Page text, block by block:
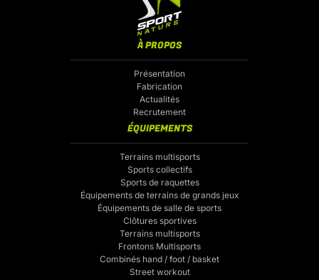
À PROPOS
Présentation
Fabrication
Actualités
Recrutement
ÉQUIPEMENTS
Terrains multisports
Sports collectifs
Sports de raquettes
Équipements de terrains de grands jeux
Équipements de salle de sports
Clôtures sportives
Terrains multisports
Frontons Multisports
Combinés hand / foot / basket
Street workout